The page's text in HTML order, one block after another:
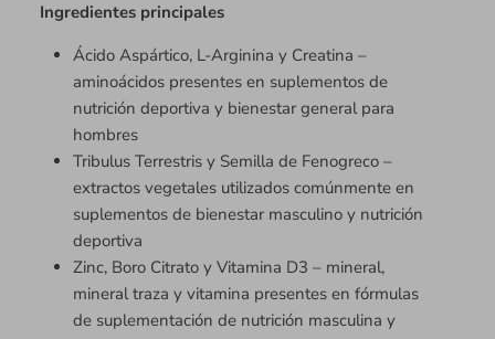
Ingredientes principales
Ácido Aspártico, L-Arginina y Creatina –
aminoácidos presentes en suplementos de
nutrición deportiva y bienestar general para
hombres
Tribulus Terrestris y Semilla de Fenogreco –
extractos vegetales utilizados comúnmente en
suplementos de bienestar masculino y nutrición
deportiva
Zinc, Boro Citrato y Vitamina D3 – mineral,
mineral traza y vitamina presentes en fórmulas
de suplementación de nutrición masculina y